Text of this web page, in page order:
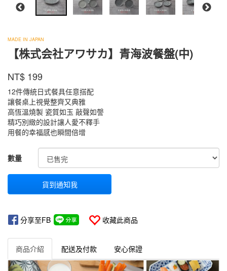
MADE IN JAPAN
【株式会社アワサカ】青海波餐盤(中)
商品代號 657
KO-
657
品牌
株
式
会
ア
ワ
サ
カ
NT$ 199
12件傳統日式餐具任意搭配
讓餐桌上視覺整齊又典雅
高恆溫燒製 瓷質如玉 敲聲如謦
精巧別緻的設計讓人愛不釋手
用餐的幸福感也瞬間倍增
GOODS000000000000000000630
數量
貨到通知我
分享至FB 收藏此商品
商品介紹 配送及付款 安心保證